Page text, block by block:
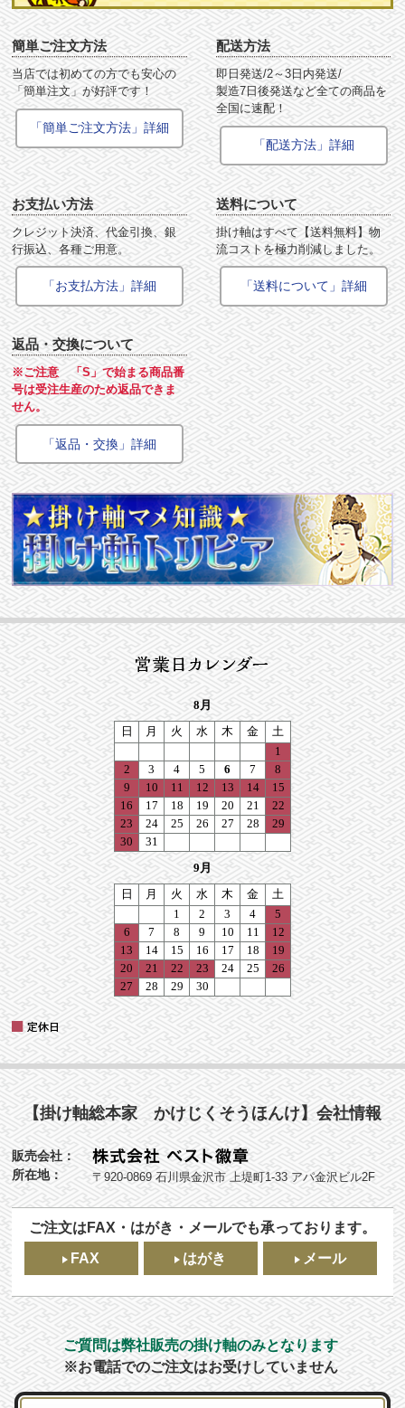
簡単ご注文方法
当店では初めての方でも安心の
「簡単注文」が好評です！
「簡単ご注文方法」詳細
配送方法
即日発送/2～3日内発送/
製造7日後発送など全ての商品を
全国に速配！
「配送方法」詳細
お支払い方法
クレジット決済、代金引換、銀
行振込、各種ご用意。
「お支払方法」詳細
送料について
掛け軸はすべて【送料無料】物
流コストを極力削減しました。
「送料について」詳細
返品・交換について
※ご注意 「S」で始まる商品番
号は受注生産のため返品できま
せん。
「返品・交換」詳細
【掛け軸総本家 かけじくそうほんけ】会社情報
販売会社：
所在地：
〒920-0869 石川県金沢市 上堤町1-33 アパ金沢ビル2F
ご注文はFAX・はがき・メールでも承っております。
FAX
はがき メール
ご質問は弊社販売の掛け軸のみとなります
※お電話でのご注文はお受けしていません